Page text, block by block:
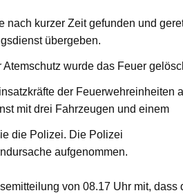
nach kurzer Zeit gefunden und
übergeben.
Atemschutz wurde das Feuer
der Feuerwehreinheiten
mit drei Fahrzeugen und einem
die Polizei. Die Polizei
aufgenommen.
von 08.17 Uhr mit,